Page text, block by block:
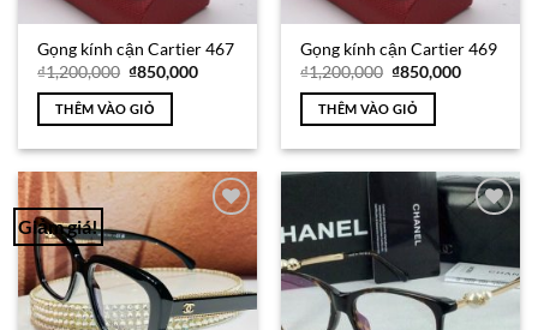
Gọng kính cận Cartier 467
₫1,200,000 Giá
là:
₫1,200,000.
₫850,000Giá
THÊM VÀO GIỎ
Gọng kính cận Cartier 469
₫1,200,000 Giá
là:
₫1,200,000.
₫850,000Giá
THÊM VÀO GIỎ
Giảm giá!
Add to
Wishlist